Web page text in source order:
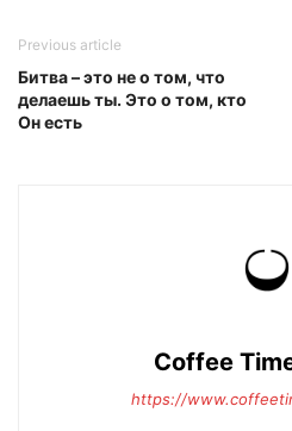
Previous article
Битва – это не о том, что
делаешь ты. Это о том, кто
Он есть
Coffee
https://